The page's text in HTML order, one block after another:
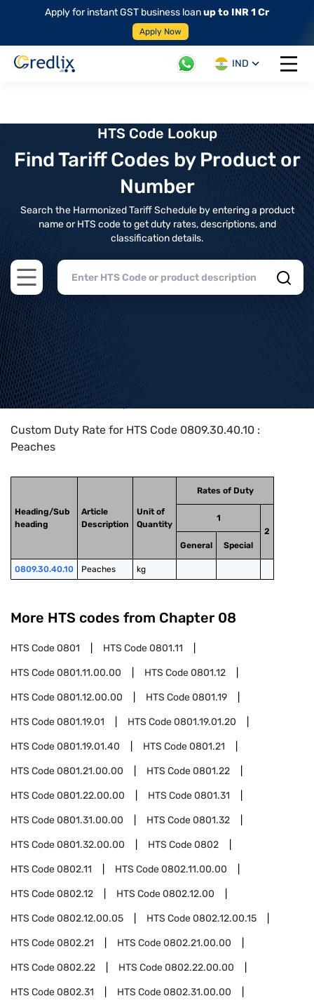
Apply for instant GST business loanup to INR 1 Cr
Apply Now
IND
Open
HTS Code Lookup
Find Tariff Codes by Product or
Number
Search the Harmonized Tariff Schedule by entering a product
name or HTS code to get duty rates, descriptions, and
classification details.
Open main menu
Home>HTS Codes> Chapter
Custom Duty Rate for HTS Code 0809.30.40.10 :
Peaches
Heading/Sub
heading
Article
Description
Unit of
Quantity
Rates of Duty
1
2
General
Special
0809.30.40.10 Peaches kg
More HTS codes from Chapter 08
HTS Code0801 HTS Code0801.11
HTS Code0801.11.00.00 HTS Code0801.12
HTS Code0801.12.00.00 HTS Code0801.19
HTS Code0801.19.01 HTS Code0801.19.01.20
HTS Code0801.19.01.40 HTS Code0801.21
HTS Code0801.21.00.00 HTS Code0801.22
HTS Code0801.22.00.00 HTS Code0801.31
HTS Code0801.31.00.00 HTS Code0801.32
HTS Code0801.32.00.00 HTS Code0802
HTS Code0802.11 HTS Code0802.11.00.00
HTS Code0802.12 HTS Code0802.12.00
HTS Code0802.12.00.05 HTS Code0802.12.00.15
HTS Code0802.21 HTS Code0802.21.00.00
HTS Code0802.22 HTS Code0802.22.00.00
HTS Code0802.31 HTS Code0802.31.00.00